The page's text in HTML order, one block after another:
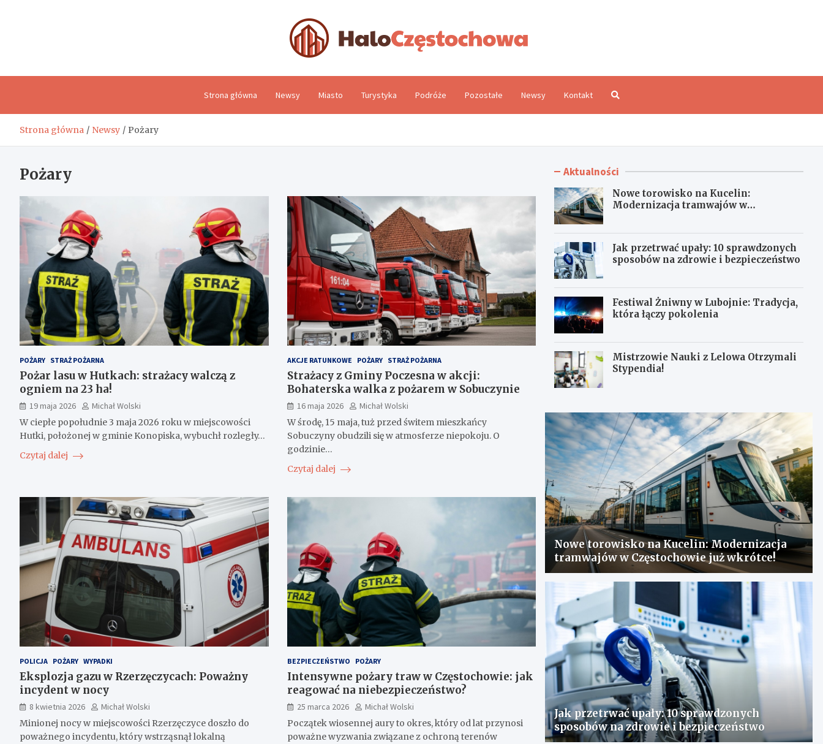
Strona główna Newsy Miasto Turystyka Podróże Pozostałe Newsy Kontakt
Strona główna Newsy Pożary
Pożary
POŻARY STRAŻ POŻARNA
Pożar lasu w Hutkach: strażacy walczą z
ogniem na 23 ha!
19 maja 2026
Michał Wolski
W ciepłe popołudnie 3 maja 2026 roku w miejscowości
Hutki, położonej w gminie Konopiska, wybuchł rozległy…
Czytaj dalej
AKCJE RATUNKOWE POŻARY STRAŻ POŻARNA
Strażacy z Gminy Poczesna w akcji:
Bohaterska walka z pożarem w Sobuczynie
16 maja 2026
Michał Wolski
W środę, 15 maja, tuż przed świtem mieszkańcy
Sobuczyny obudzili się w atmosferze niepokoju. O
godzinie…
Czytaj dalej
POLICJA POŻARY WYPADKI
Eksplozja gazu w Rzerzęczycach: Poważny
incydent w nocy
8 kwietnia 2026
Michał Wolski
Minionej nocy w miejscowości Rzerzęczyce doszło do
poważnego incydentu, który wstrząsnął lokalną
BEZPIECZEŃSTWO POŻARY
Intensywne pożary traw w Częstochowie: jak
reagować na niebezpieczeństwo?
25 marca 2026
Michał Wolski
Początek wiosennej aury to okres, który od lat przynosi
poważne wyzwania związane z ochroną terenów
Aktualności
Nowe torowisko na Kucelin:
Modernizacja tramwajów w
Jak przetrwać upały: 10 sprawdzonych
sposobów na zdrowie i bezpieczeństwo
Festiwal Żniwny w Lubojnie: Tradycja,
która łączy pokolenia
Mistrzowie Nauki z Lelowa Otrzymali
Stypendia!
Nowe torowisko na Kucelin: Modernizacja
tramwajów w Częstochowie już wkrótce!
Jak przetrwać upały: 10 sprawdzonych
sposobów na zdrowie i bezpieczeństwo